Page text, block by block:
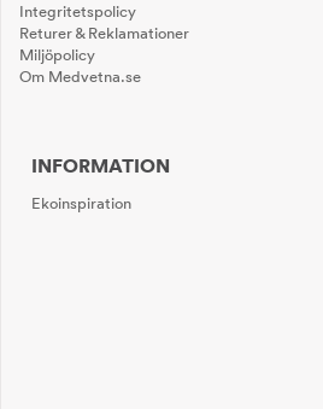
Integritetspolicy
Returer & Reklamationer
Miljöpolicy
Om Medvetna.se
INFORMATION
Ekoinspiration